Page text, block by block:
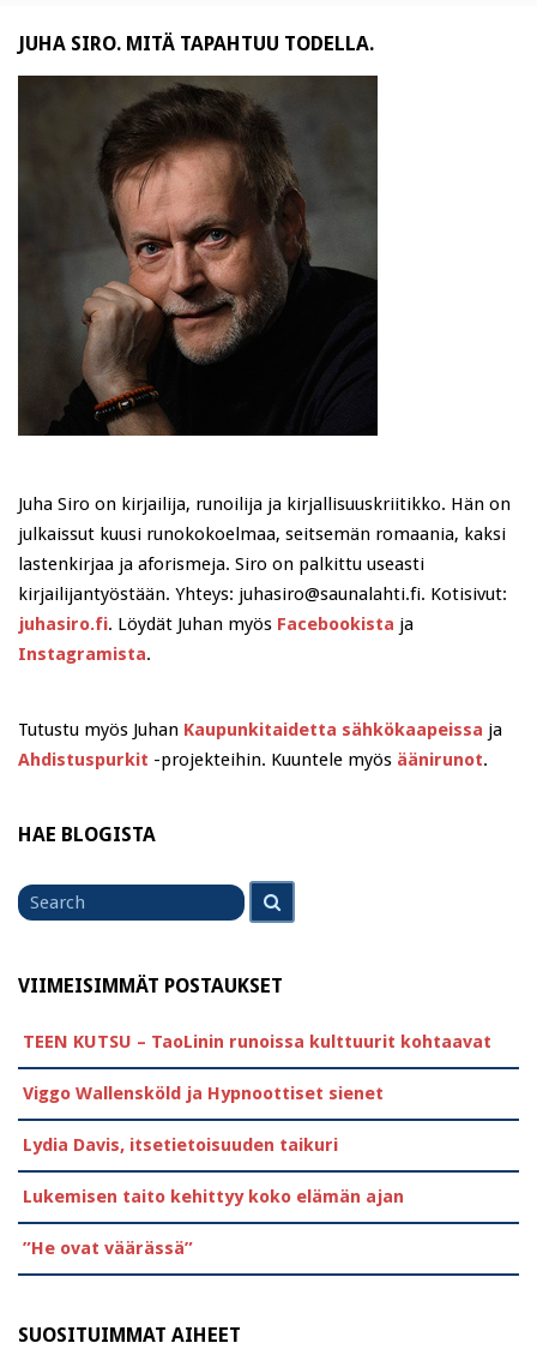
JUHA SIRO. MITÄ TAPAHTUU TODELLA.
Juha Siro on kirjailija, runoilija ja kirjallisuuskriitikko. Hän on
julkaissut kuusi runokokoelmaa, seitsemän romaania, kaksi
lastenkirjaa ja aforismeja. Siro on palkittu useasti
kirjailijantyöstään. Yhteys: juhasiro@saunalahti.fi. Kotisivut:
juhasiro.fi. Löydät Juhan myös Facebookista ja
Instagramista.
Tutustu myös Juhan Kaupunkitaidetta sähkökaapeissa ja
Ahdistuspurkit -projekteihin. Kuuntele myös äänirunot.
HAE BLOGISTA
Search
for
VIIMEISIMMÄT POSTAUKSET
TEEN KUTSU – TaoLinin runoissa kulttuurit kohtaavat
Viggo Wallensköld ja Hypnoottiset sienet
Lydia Davis, itsetietoisuuden taikuri
Lukemisen taito kehittyy koko elämän ajan
”He ovat väärässä”
SUOSITUIMMAT AIHEET